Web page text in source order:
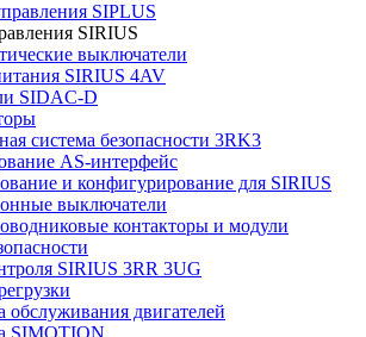
SIPLUS
SIRIUS
выключатели
SIRIUS 4AV
SIDAC-D
система безопасности 3RK3
AS-интерфейс
и конфигурирование для SIRIUS
выключатели
контакторы и модули
SIRIUS 3RR 3UG
обслуживания двигателей
SIMOTION